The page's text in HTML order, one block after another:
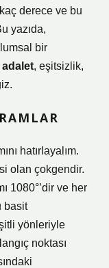
derece ve bu
yazıda,
bir
, eşitsizlik,
hatırlayalım.
olan çokgendir.
1080°’dir ve her
basit
yönleriyle
noktası